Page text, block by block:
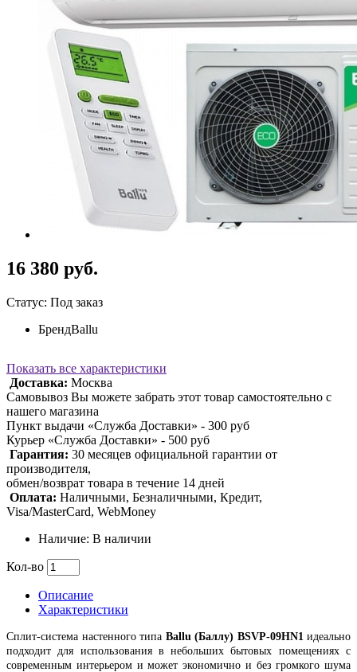
16 380 руб.
Статус: Под заказ
БрендBallu
Показать все характеристики
Доставка: Москва
Самовывоз Вы можете забрать этот товар самостоятельно с
нашего магазина
Пункт выдачи «Служба Доставки» - 300 руб
Курьер «Служба Доставки» - 500 руб
Гарантия: 30 месяцев официальной гарантии от
производителя,
обмен/возврат товара в течение 14 дней
Оплата: Наличными, Безналичными, Кредит,
Visa/MasterCard, WebMoney
Наличие: В наличии
Кол-во
Описание
Характеристики
Сплит-система настенного типа Ballu (Баллу) BSVP-09HN1 идеально
подходит для использования в небольших бытовых помещениях с
современным интерьером и может экономично и без громкого шума